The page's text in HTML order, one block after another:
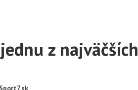
z najväčších